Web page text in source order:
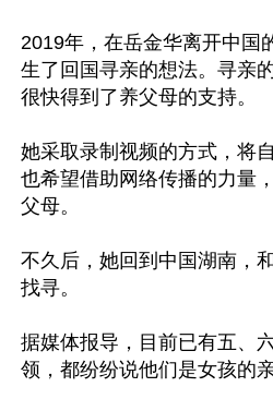
2019年，在岳金华离开中国
生了回国寻亲的想法。寻亲
很快得到了养父母的支持。
她采取录制视频的方式，将
也希望借助网络传播的力量
父母。
不久后，她回到中国湖南，
找寻。
据媒体报导，目前已有五、
领，都纷纷说他们是女孩的